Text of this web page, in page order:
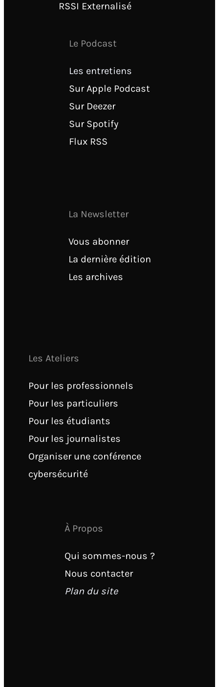
RSSI Externalisé
Le Podcast
Les entretiens
Sur Apple Podcast
Sur Deezer
Sur Spotify
Flux RSS
La Newsletter
Vous abonner
La dernière édition
Les archives
Les Ateliers
Pour les professionnels
Pour les particuliers
Pour les étudiants
Pour les journalistes
Organiser une conférence
cybersécurité
À Propos
Qui sommes-nous ?
Nous contacter
Plan du site